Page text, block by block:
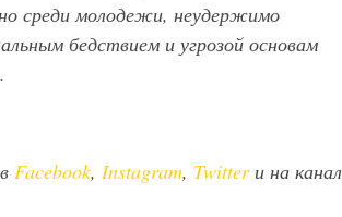
среди молодежи, неудержимо
бедствием и угрозой основам
Facebook, Instagram, Twitterи на канал